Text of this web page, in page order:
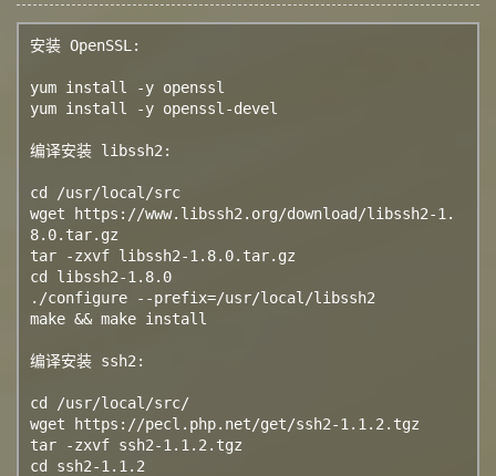
安装 OpenSSL:
yum install -y openssl
yum install -y openssl-devel
编译安装 libssh2:
cd /usr/local/src
wget https://www.libssh2.org/download/libssh2-1.
8.0.tar.gz
tar -zxvf libssh2-1.8.0.tar.gz
cd libssh2-1.8.0
./configure --prefix=/usr/local/libssh2
make && make install
编译安装 ssh2:
cd /usr/local/src/
wget https://pecl.php.net/get/ssh2-1.1.2.tgz
tar -zxvf ssh2-1.1.2.tgz
cd ssh2-1.1.2